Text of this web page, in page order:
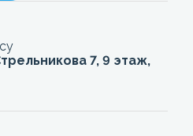
7, 9 этаж,